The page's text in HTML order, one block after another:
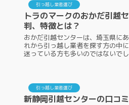
引っ越し業者選び
トラのマークのおかだ引越
判、特徴とは？
おかだ引越センターは、埼玉県に
れから引っ越し業者を探す方の中
迷っている方も多いのではないで
引っ越し業者選び
新静岡引越センターの口コ